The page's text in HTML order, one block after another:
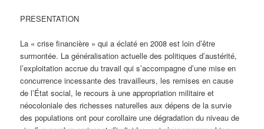
PRESENTATION
La « crise financière » qui a éclaté en 2008 est loin d’être
surmontée. La généralisation actuelle des politiques d’austérité,
l’exploitation accrue du travail qui s’accompagne d’une mise en
concurrence incessante des travailleurs, les remises en cause
de l’État social, le recours à une appropriation militaire et
néocoloniale des richesses naturelles aux dépens de la survie
des populations ont pour corollaire une dégradation du niveau de